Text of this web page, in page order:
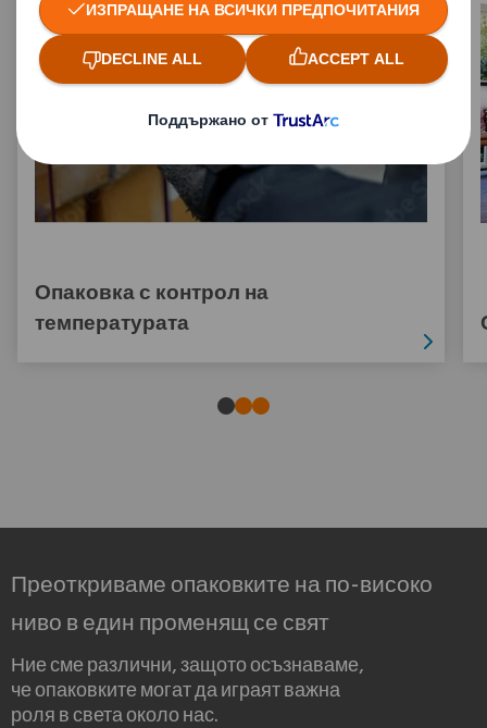
Опаковка с контрол на
температурата
Преоткриваме опаковките на по-високо
ниво в един променящ се свят
Ние сме различни, защото осъзнаваме,
че опаковките могат да играят важна
роля в света около нас.